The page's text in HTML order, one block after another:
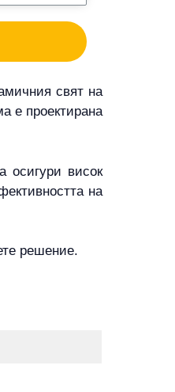
свят на
е проектирана
осигури висок
на
решение.